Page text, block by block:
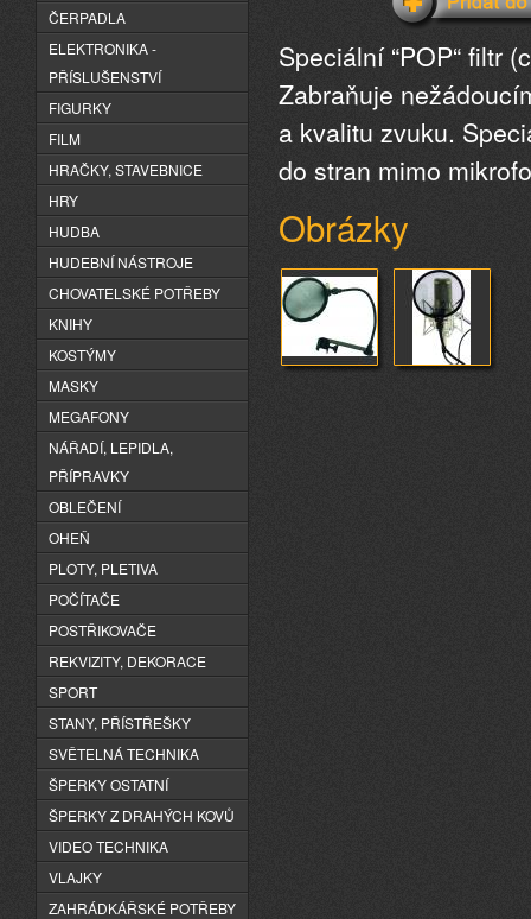
Speciální “POP“ filtr
Zabraňuje
a kvalitu zvuku.
do stran mimo
Obrázky
ČERPADLA
ELEKTRONIKA -
PŘÍSLUŠENSTVÍ
FIGURKY
FILM
HRAČKY, STAVEBNICE
HRY
HUDBA
HUDEBNÍ NÁSTROJE
CHOVATELSKÉ POTŘEBY
KNIHY
KOSTÝMY
MASKY
MEGAFONY
NÁŘADÍ, LEPIDLA,
PŘÍPRAVKY
OBLEČENÍ
OHEŇ
PLOTY, PLETIVA
POČÍTAČE
POSTŘIKOVAČE
REKVIZITY, DEKORACE
SPORT
STANY, PŘÍSTŘEŠKY
SVĚTELNÁ TECHNIKA
ŠPERKY OSTATNÍ
ŠPERKY Z DRAHÝCH KOVŮ
VIDEO TECHNIKA
VLAJKY
ZAHRÁDKÁŘSKÉ POTŘEBY